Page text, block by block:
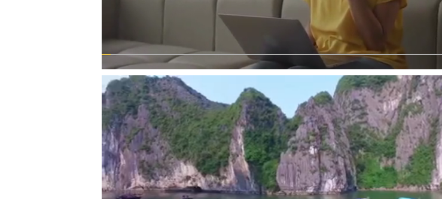
Next video in 2
Cancel